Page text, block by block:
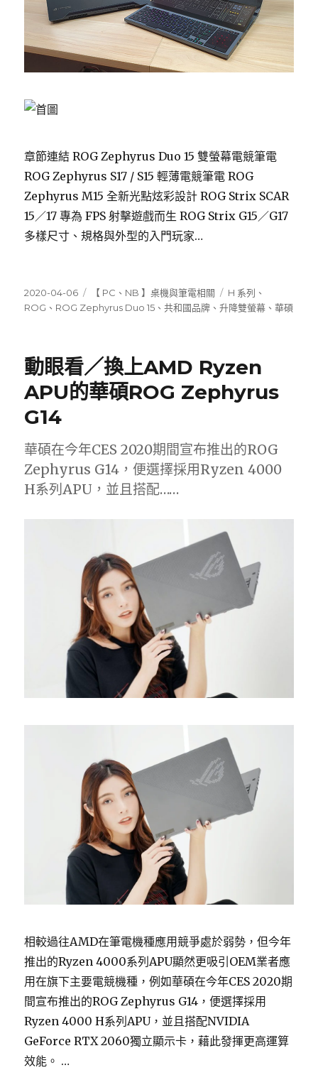
章節連結 ROG Zephyrus Duo 15 雙螢幕電競筆電
ROG Zephyrus S17 / S15 輕薄電競筆電 ROG
Zephyrus M15 全新光點炫彩設計 ROG Strix SCAR
15／17 專為 FPS 射擊遊戲而生 ROG Strix G15／G17
多樣尺寸、規格與外型的入門玩家…
發
佈
2020-04-06
分
類
【 PC、NB 】桌機與筆電相關
標
籤
H 系列 、
ROG 、 ROG Zephyrus Duo 15 、共和國品牌 、升降雙螢幕 、華碩
動眼看／換上AMD Ryzen
APU的華碩ROG Zephyrus
G14
華碩在今年CES 2020期間宣布推出的ROG
Zephyrus G14，便選擇採用Ryzen 4000
H系列APU，並且搭配……
相較過往AMD在筆電機種應用競爭處於弱勢，但今年
推出的Ryzen 4000系列APU顯然更吸引OEM業者應
用在旗下主要電競機種，例如華碩在今年CES 2020期
間宣布推出的ROG Zephyrus G14，便選擇採用
Ryzen 4000 H系列APU，並且搭配NVIDIA
GeForce RTX 2060獨立顯示卡，藉此發揮更高運算
效能。 …